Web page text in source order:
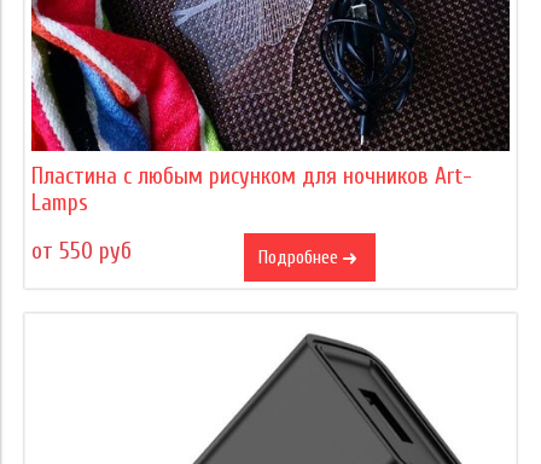
Пластина с любым рисунком для ночников Art-
Lamps
от 550 руб
Подробнее